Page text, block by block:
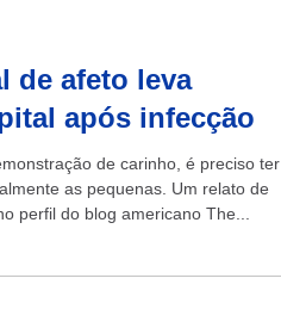
de afeto leva
após infecção
de carinho, é preciso ter
as pequenas. Um relato de
perfil do blog americano The...